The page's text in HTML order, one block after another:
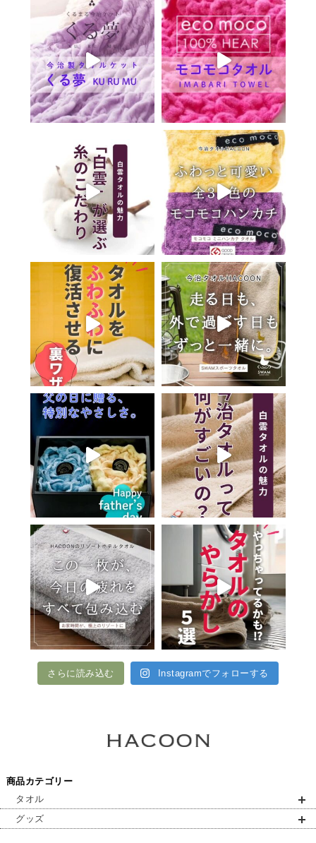
さらに読み込む Instagramでフォローする
商品カテゴリー
タオル
グッズ